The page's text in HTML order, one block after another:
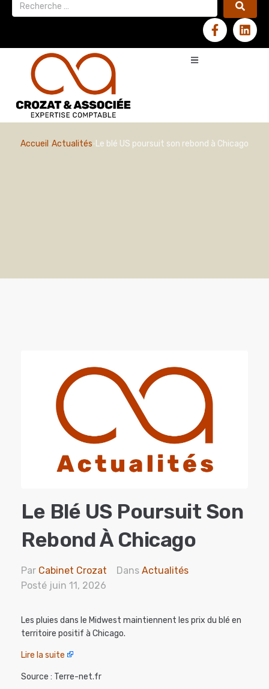
Accueil Actualités Le blé US poursuit son rebond à Chicago
Le Blé US Poursuit Son
Rebond À Chicago
Par Cabinet Crozat Dans Actualités
Posté juin 11, 2026
Les pluies dans le Midwest maintiennent les prix du blé en
territoire positif à Chicago.
Lire la suite
Source : Terre-net.fr